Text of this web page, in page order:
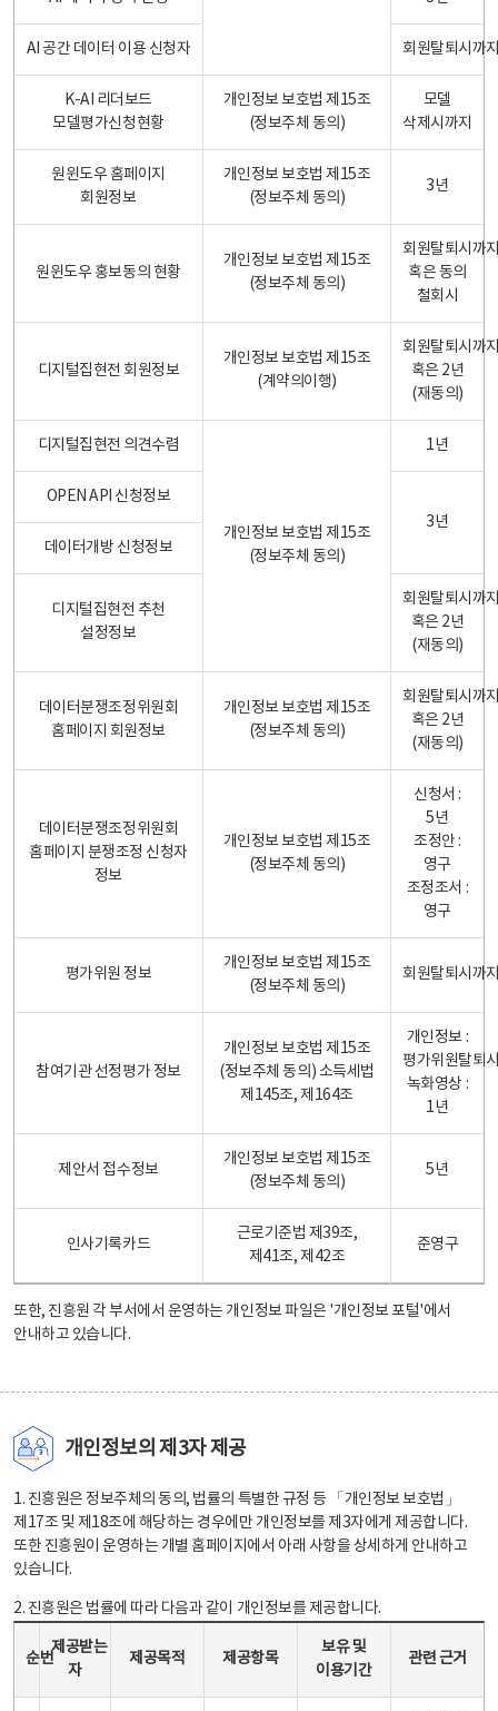
AI 공간 데이터 이용 신청자 회원탈퇴시까
K-AI 리더보드
모델평가신청현황
개인정보 보호법 제15조
(정보주체 동의)
모델
삭제시까지
원윈도우 홈페이지
회원정보
개인정보 보호법 제15조
(정보주체 동의)
3년
원윈도우 홍보동의 현황
개인정보 보호법 제15조
(정보주체 동의)
회원탈퇴시까
혹은 동의
철회시
디지털집현전 회원정보
개인정보 보호법 제15조
(계약의이행)
회원탈퇴시까
혹은 2년
(재동의)
디지털집현전 의견수렴
개인정보 보호법 제15조
(정보주체 동의)
1년
OPEN API 신청정보
3년
데이터개방 신청정보
디지털집현전 추천
설정정보
회원탈퇴시까
혹은 2년
(재동의)
데이터분쟁조정위원회
홈페이지 회원정보
개인정보 보호법 제15조
(정보주체 동의)
회원탈퇴시까
혹은 2년
(재동의)
데이터분쟁조정위원회
홈페이지 분쟁조정 신청자
정보
개인정보 보호법 제15조
(정보주체 동의)
신청서 :
5년
조정안 :
영구
조정조서 :
영구
평가위원 정보
개인정보 보호법 제15조
(정보주체 동의)
회원탈퇴시까
참여기관 선정평가 정보
개인정보 보호법 제15조
(정보주체 동의) 소득세법
제145조, 제164조
개인정보 :
평가위원탈퇴
녹화영상 :
1년
제안서 접수정보
개인정보 보호법 제15조
(정보주체 동의)
5년
인사기록카드
근로기준법 제39조,
제41조, 제42조
준영구
또한, 진흥원 각 부서에서 운영하는 개인정보 파일은 '개인정보 포털'에서
안내하고 있습니다.
개인정보의 제3자 제공
1. 진흥원은 정보주체의 동의, 법률의 특별한 규정 등 「개인정보 보호법」
제17조 및 제18조에 해당하는 경우에만 개인정보를 제3자에게 제공합니다.
또한 진흥원이 운영하는 개별 홈페이지에서 아래 사항을 상세하게 안내하고
있습니다.
2. 진흥원은 법률에 따라 다음과 같이 개인정보를 제공합니다.
순번
제공받는
자
제공목적 제공항목
보유 및
이용기간
관련 근거